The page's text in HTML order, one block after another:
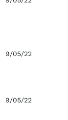
9/05/22
9/05/22